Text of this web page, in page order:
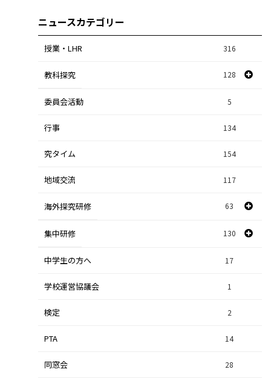
ニュースカテゴリー
授業・LHR 316
教科探究 128
スポーツ探究 1
課題研究 84
自然探究 2
数学探究 2
社会探究 23
人文探究 9
委員会活動 5
行事 134
究タイム 154
地域交流 117
海外探究研修 63
探究研修 28
集中研修 130
集中研修（スポーツ探究科） 36
集中研修（ビジネス探究科） 56
集中研修（総合探究科） 37
中学生の方へ 17
学校運営協議会 1
検定 2
PTA 14
同窓会 28